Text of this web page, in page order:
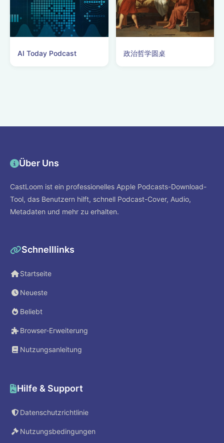
AI Today Podcast 政治哲学圆桌
Über Uns
CastLoom ist ein professionelles Apple Podcasts-Download-
Tool, das Benutzern hilft, schnell Podcast-Cover, Audio,
Metadaten und mehr zu erhalten.
Schnelllinks
Startseite
Neueste
Beliebt
Browser-Erweiterung
Nutzungsanleitung
Hilfe & Support
Datenschutzrichtlinie
Nutzungsbedingungen